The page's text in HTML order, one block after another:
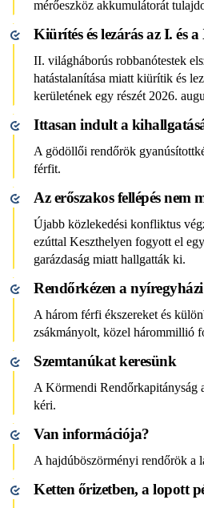
mérőeszköz akkumulátorát
Kiürítés és lezárás az I. és
II. világháborús robbanótestek
hatástalanítása miatt kiürítik és
kerületének egy részét 2026.
Ittasan indult a
A gödöllői rendőrök
férfit.
Az erőszakos fellépés nem
Újabb közlekedési konfliktus
ezúttal Keszthelyen fogyott el
garázdaság miatt hallgatták ki.
Rendőrkézen a
A három férfi ékszereket és
zsákmányolt, közel hárommillió
Szemtanúkat keresünk
A Körmendi Rendőrkapitányság
kéri.
Van információja?
A hajdúböszörményi rendőrök a
Ketten őrizetben, a lopott